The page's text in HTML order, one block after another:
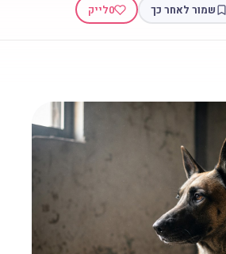
שמור לאחר כך 0לייק